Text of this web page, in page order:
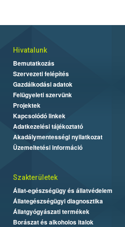
Hivatalunk
Bemutatkozás
Szervezeti felépítés
Gazdálkodási adatok
Felügyeleti szervünk
Projektek
Kapcsolódó linkek
Adatkezelési tájékoztató
Akadálymentességi nyilatkozat
Üzemeltetési információ
Szakterületek
Állat-egészségügy és állatvédelem
Állategészségügyi diagnosztika
Állatgyógyászati termékek
Borászat és alkoholos italok